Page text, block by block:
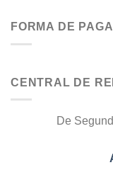
FORMA DE
CENTRAL DE
De